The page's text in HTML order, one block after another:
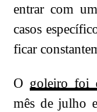
entrar com
casos
ficar
O goleiro foi
mês de julho